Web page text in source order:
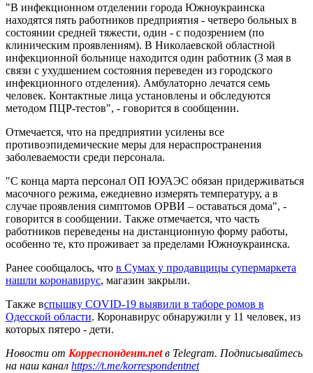
"В инфекционном отделении города Южноукраинска
находятся пять работников предприятия - четверо больных в
состоянии средней тяжести, один - с подозрением (по
клиническим проявлениям). В Николаевской областной
инфекционной больнице находится один работник (3 мая в
связи с ухудшением состояния переведен из городского
инфекционного отделения). Амбулаторно лечатся семь
человек. Контактные лица установлены и обследуются
методом ПЦР-тестов", - говорится в сообщении.
Отмечается, что на предприятии усилены все
противоэпидемические меры для нераспространения
заболеваемости среди персонала.
"С конца марта персонал ОП ЮУАЭС обязан придерживаться
масочного режима, ежедневно измерять температуру, а в
случае проявления симптомов ОРВИ – оставаться дома", -
говорится в сообщении. Также отмечается, что часть
работников переведены на дистанционную форму работы,
особенно те, кто проживает за пределами Южноукраинска.
Ранее сообщалось, что в Сумах у продавщицы супермаркета
нашли коронавирус, магазин закрыли.
Также вспышку COVID-19 выявили в таборе ромов в
Одесской области. Коронавирус обнаружили у 11 человек, из
которых пятеро - дети.
Новости от Корреспондент.netв Telegram. Подписывайтесь
на наш канал https://t.me/korrespondentnet